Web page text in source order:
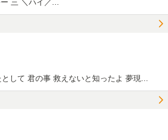
三 ＼ハイ／...
して 君の事 救えないと知ったよ 夢現...